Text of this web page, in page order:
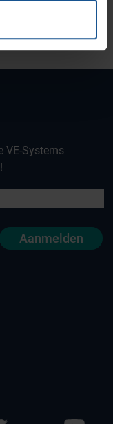
ervaring
VE-Systems
Aanmelden